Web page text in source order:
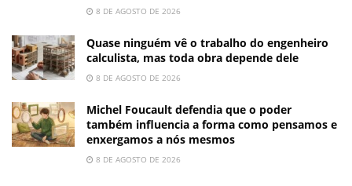
8 DE AGOSTO DE 2026
Quase ninguém vê o trabalho do engenheiro
calculista, mas toda obra depende dele
8 DE AGOSTO DE 2026
Michel Foucault defendia que o poder
também influencia a forma como pensamos e
enxergamos a nós mesmos
8 DE AGOSTO DE 2026